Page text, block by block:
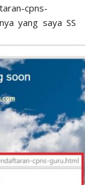
cpns-
yang saya SS